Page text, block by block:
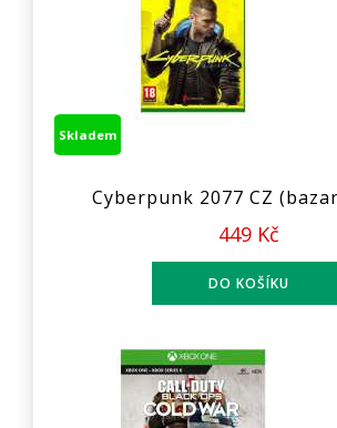
Skladem
Cyberpunk 2077 CZ
449 Kč